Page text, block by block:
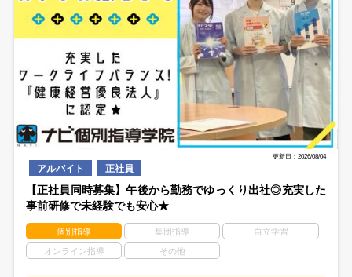
更新日：2026/08/04
アルバイト 正社員
【正社員同時募集】午後から勤務でゆっくり出社◎充実した
事前研修で未経験でも安心★
個別指導 集団指導 自立学習
オンライン指導 その他